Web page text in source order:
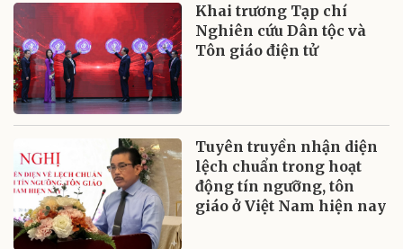
Khai trương Tạp chí
Nghiên cứu Dân tộc và
Tôn giáo điện tử
Tuyên truyền nhận diện
lệch chuẩn trong hoạt
động tín ngưỡng, tôn
giáo ở Việt Nam hiện nay